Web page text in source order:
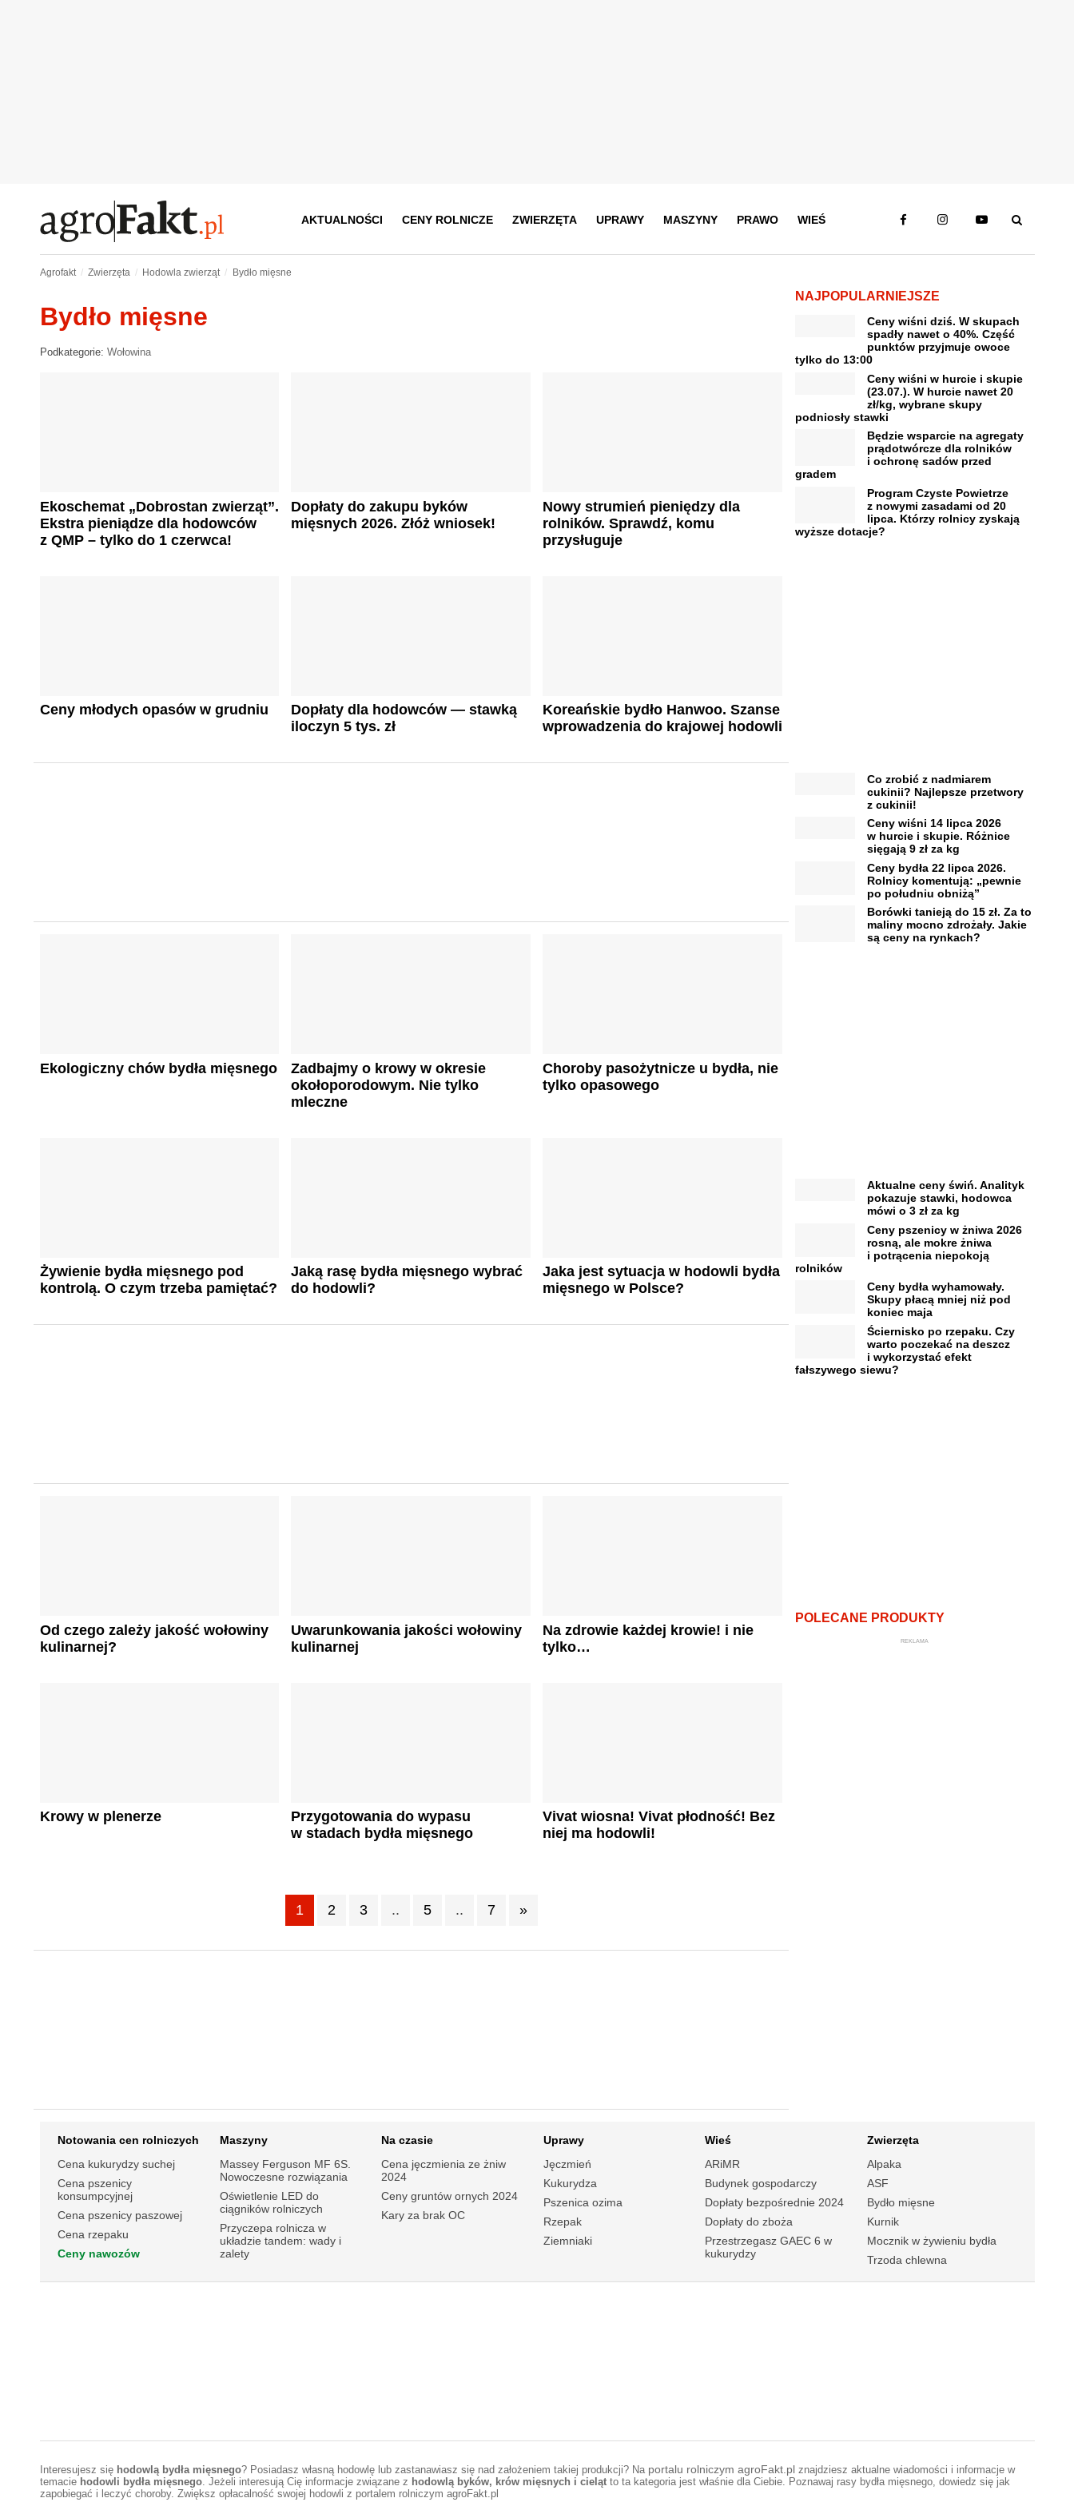
AKTUALNOŚCI CENY ROLNICZE ZWIERZĘTA UPRAWY MASZYNY PRAWO WIEŚ
Agrofakt Zwierzęta Hodowla zwierząt Bydło mięsne
Bydło mięsne
Podkategorie: Wołowina
Ekoschemat „Dobrostan zwierząt”.
Ekstra pieniądze dla hodowców
z QMP – tylko do 1 czerwca!
Dopłaty do zakupu byków
mięsnych 2026. Złóż wniosek!
Nowy strumień pieniędzy dla
rolników. Sprawdź, komu
przysługuje
Ceny młodych opasów w grudniu
Dopłaty dla hodowców — stawką
iloczyn 5 tys. zł
Koreańskie bydło Hanwoo. Szanse
wprowadzenia do krajowej hodowli
Ekologiczny chów bydła mięsnego
Zadbajmy o krowy w okresie
okołoporodowym. Nie tylko
mleczne
Choroby pasożytnicze u bydła, nie
tylko opasowego
Żywienie bydła mięsnego pod
kontrolą. O czym trzeba pamiętać?
Jaką rasę bydła mięsnego wybrać
do hodowli?
Jaka jest sytuacja w hodowli bydła
mięsnego w Polsce?
Od czego zależy jakość wołowiny
kulinarnej?
Uwarunkowania jakości wołowiny
kulinarnej
Na zdrowie każdej krowie! i nie
tylko…
Krowy w plenerze
Przygotowania do wypasu
w stadach bydła mięsnego
Vivat wiosna! Vivat płodność! Bez
niej ma hodowli!
1 2 3 .. 5 .. 7 »
NAJPOPULARNIEJSZE
Ceny wiśni dziś. W skupach
spadły nawet o 40%. Część
punktów przyjmuje owoce
tylko do 13:00
Ceny wiśni w hurcie i skupie
(23.07.). W hurcie nawet 20
zł/kg, wybrane skupy
podniosły stawki
Będzie wsparcie na agregaty
prądotwórcze dla rolników
i ochronę sadów przed
gradem
Program Czyste Powietrze
z nowymi zasadami od 20
lipca. Którzy rolnicy zyskają
wyższe dotacje?
Co zrobić z nadmiarem
cukinii? Najlepsze przetwory
z cukinii!
Ceny wiśni 14 lipca 2026
w hurcie i skupie. Różnice
sięgają 9 zł za kg
Ceny bydła 22 lipca 2026.
Rolnicy komentują: „pewnie
po południu obniżą”
Borówki tanieją do 15 zł. Za to
maliny mocno zdrożały. Jakie
są ceny na rynkach?
Aktualne ceny świń. Analityk
pokazuje stawki, hodowca
mówi o 3 zł za kg
Ceny pszenicy w żniwa 2026
rosną, ale mokre żniwa
i potrącenia niepokoją
rolników
Ceny bydła wyhamowały.
Skupy płacą mniej niż pod
koniec maja
Ściernisko po rzepaku. Czy
warto poczekać na deszcz
i wykorzystać efekt
fałszywego siewu?
POLECANE PRODUKTY
REKLAMA
Notowania cen rolniczych
Cena kukurydzy suchej
Cena pszenicy
konsumpcyjnej
Cena pszenicy paszowej
Cena rzepaku
Ceny nawozów
Maszyny
Massey Ferguson MF 6S.
Nowoczesne rozwiązania
Oświetlenie LED do
ciągników rolniczych
Przyczepa rolnicza w
układzie tandem: wady i
zalety
Na czasie
Cena jęczmienia ze żniw
2024
Ceny gruntów ornych 2024
Kary za brak OC
Uprawy
Jęczmień
Kukurydza
Pszenica ozima
Rzepak
Ziemniaki
Wieś
ARiMR
Budynek gospodarczy
Dopłaty bezpośrednie 2024
Dopłaty do zboża
Przestrzegasz GAEC 6 w
kukurydzy
Zwierzęta
Alpaka
ASF
Bydło mięsne
Kurnik
Mocznik w żywieniu bydła
Trzoda chlewna
Interesujesz się hodowlą bydła mięsnego? Posiadasz własną hodowlę lub zastanawiasz się nad założeniem takiej produkcji? Na portalu rolniczym agroFakt.pl znajdziesz aktualne wiadomości i informacje w
temacie hodowli bydła mięsnego. Jeżeli interesują Cię informacje związane z hodowlą byków, krów mięsnych i cielątto ta kategoria jest właśnie dla Ciebie. Poznawaj rasy bydła mięsnego, dowiedz się jak
zapobiegać i leczyć choroby. Zwiększ opłacalność swojej hodowli z portalem rolniczym agroFakt.pl